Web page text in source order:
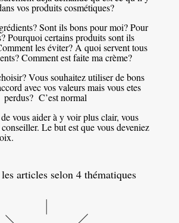
vos produits cosmétiques?
Sont ils bons pour moi? Pour
Pourquoi certains produits sont ils
les éviter? A quoi servent tous
Comment est faite ma crème?
Vous souhaitez utiliser de bons
avec vos valeurs mais vous etes
perdus? C’est normal
vous aider à y voir plus clair, vous
Le but est que vous deveniez
les articles selon 4 thématiques